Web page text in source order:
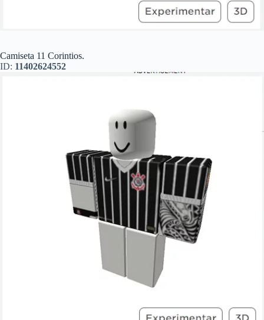
Camiseta 11 Corintios.
ID: 11402624552